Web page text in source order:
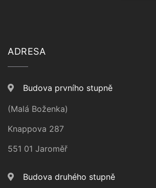
ADRESA
Budova prvního stupně
(Malá Boženka)
Knappova 287
551 01 Jaroměř
Budova druhého stupně